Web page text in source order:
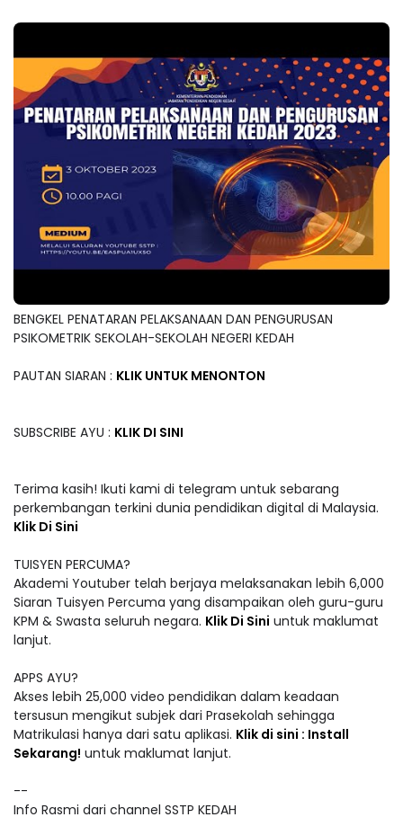
BENGKEL PENATARAN PELAKSANAAN DAN PENGURUSAN
PSIKOMETRIK SEKOLAH-SEKOLAH NEGERI KEDAH
PAUTAN SIARAN : KLIK UNTUK MENONTON
SUBSCRIBE AYU : KLIK DI SINI
Terima kasih! Ikuti kami di telegram untuk sebarang
perkembangan terkini dunia pendidikan digital di Malaysia.
Klik Di Sini
TUISYEN PERCUMA?
Akademi Youtuber telah berjaya melaksanakan lebih 6,000
Siaran Tuisyen Percuma yang disampaikan oleh guru-guru
KPM & Swasta seluruh negara. Klik Di Sini untuk maklumat
lanjut.
APPS AYU?
Akses lebih 25,000 video pendidikan dalam keadaan
tersusun mengikut subjek dari Prasekolah sehingga
Matrikulasi hanya dari satu aplikasi. Klik di sini : Install
Sekarang! untuk maklumat lanjut.
--
Info Rasmi dari channel SSTP KEDAH